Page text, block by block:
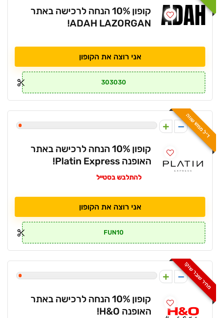
קופון 10% הנחה לרכישה באתר
ADAH LAZORGAN!
אני רוצה את הקופון
303030
דיל ממש שווה
קופון 10% הנחה לרכישה באתר
האופנה Platin Express!
להתלבש בסטייל
אני רוצה את הקופון
FUN10
מחיר שובר שוק!
1
קופון 10% הנחה לרכישה באתר
האופנה H&O!